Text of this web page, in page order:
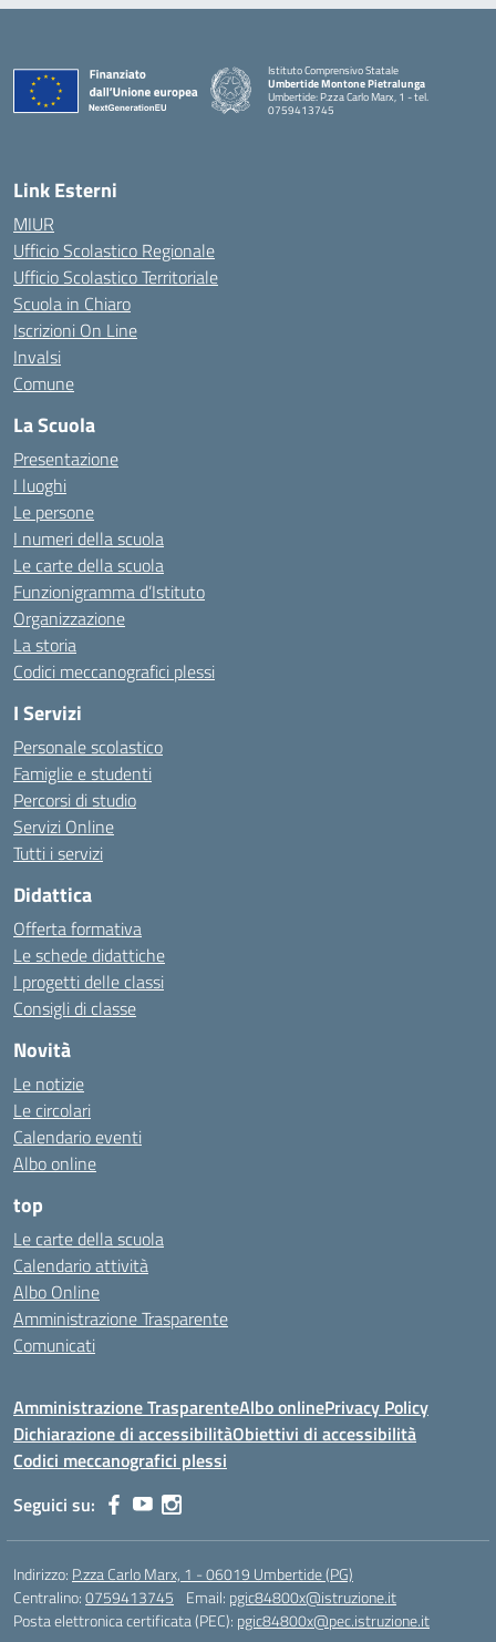
Istituto Comprensivo Statale
Umbertide Montone Pietralunga
Umbertide: P.zza Carlo Marx, 1 - tel.
0759413745
Link Esterni
MIUR
Ufficio Scolastico Regionale
Ufficio Scolastico Territoriale
Scuola in Chiaro
Iscrizioni On Line
Invalsi
Comune
La Scuola
Presentazione
I luoghi
Le persone
I numeri della scuola
Le carte della scuola
Funzionigramma d’Istituto
Organizzazione
La storia
Codici meccanografici plessi
I Servizi
Personale scolastico
Famiglie e studenti
Percorsi di studio
Servizi Online
Tutti i servizi
Didattica
Offerta formativa
Le schede didattiche
I progetti delle classi
Consigli di classe
Novità
Le notizie
Le circolari
Calendario eventi
Albo online
top
Le carte della scuola
Calendario attività
Albo Online
Amministrazione Trasparente
Comunicati
Amministrazione TrasparenteAlbo onlinePrivacy Policy
Dichiarazione di accessibilitàObiettivi di accessibilità
Codici meccanografici plessi
Seguici su:
Indirizzo: P.zza Carlo Marx, 1 - 06019 Umbertide (PG)
Centralino:0759413745 Email: pgic84800x@istruzione.it
Posta elettronica certificata (PEC): pgic84800x@pec.istruzione.it